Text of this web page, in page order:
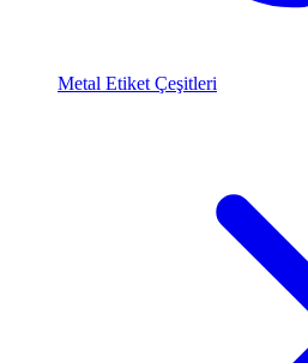
Metal Etiket Çeşitleri